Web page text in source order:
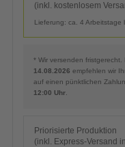
(inkl. kostenlosem
Lieferung: ca. 4 Arbeitstage
* Wir versenden
14.08.2026 empfehlen wir
auf einen pünktlichen
12:00 Uhr
Priorisierte Produktion
(inkl. Express-Versand